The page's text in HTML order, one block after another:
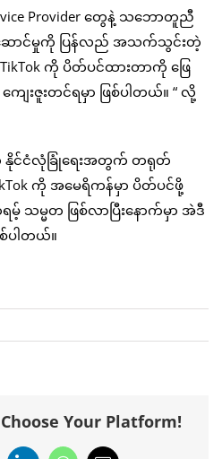
Provider တွေနဲ့ သဘောတူညီ
န်ဆောင်မှုကို ပြန်လည် အသက်သွင်းတဲ့
ကို ပိတ်ပင်ထားတာကို ဖြေ
ေးဇူးတင်ရမှာ ဖြစ်ပါတယ်။ “ လို့
င်ငံလုံခြုံရေးအတွက် တရုတ်
ကို အမေရိကန်မှာ ပိတ်ပင်ဖို့
မ့် သမ္မတ ဖြစ်လာပြီးနောက်မှာ အဲဒီ
ပါတယ်။
Your Platform!